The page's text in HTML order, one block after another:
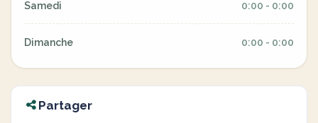
Samedi 0:00 - 0:00
Dimanche 0:00 - 0:00
Partager